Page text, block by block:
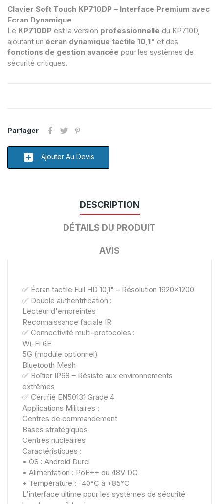
Clavier Soft Touch KP710DP – Interface Premium avec
Ecran Dynamique
Le KP710DP est la version professionnelle du KP710D,
ajoutant un écran dynamique tactile 10,1" et des
fonctions de gestion avancée pour les systèmes de
sécurité critiques.
Partager
add_box Ajouter Au Devis
DESCRIPTION
DÉTAILS DU PRODUIT
AVIS
✅ Écran tactile Full HD 10,1" – Résolution 1920x1200
✅ Double authentification :
Lecteur d'empreintes
Reconnaissance faciale IR
✅ Connectivité multi-protocoles :
Wi-Fi 6E
5G (module optionnel)
Bluetooth Mesh
✅ Boîtier IP68 – Résiste aux environnements
extrêmes
✅ Certifié EN50131 Grade 4
Applications Militaires :
Centres de commandement
Bases stratégiques
Centres nucléaires
Caractéristiques :
• OS : Android Durci
• Alimentation : PoE++ ou 48V DC
• Température : -40°C à +85°C
L'interface ultime pour les systèmes de sécurité